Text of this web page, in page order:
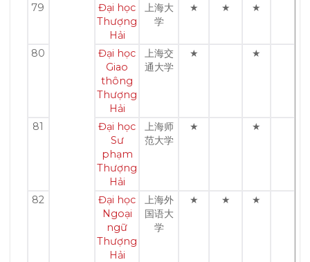
79
Đại học
Thượng
Hải
上海大
学
★ ★ ★
80
Đại học
Giao
thông
Thượng
Hải
上海交
通大学
★ ★
81
Đại học
Sư
phạm
Thượng
Hải
上海师
范大学
★ ★
82
Đại học
Ngoại
ngữ
Thượng
Hải
上海外
国语大
学
★ ★ ★